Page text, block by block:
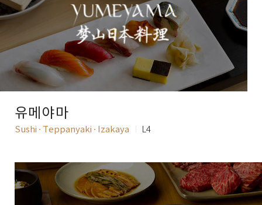
유메야마
Sushi · Teppanyaki · Izakaya L4